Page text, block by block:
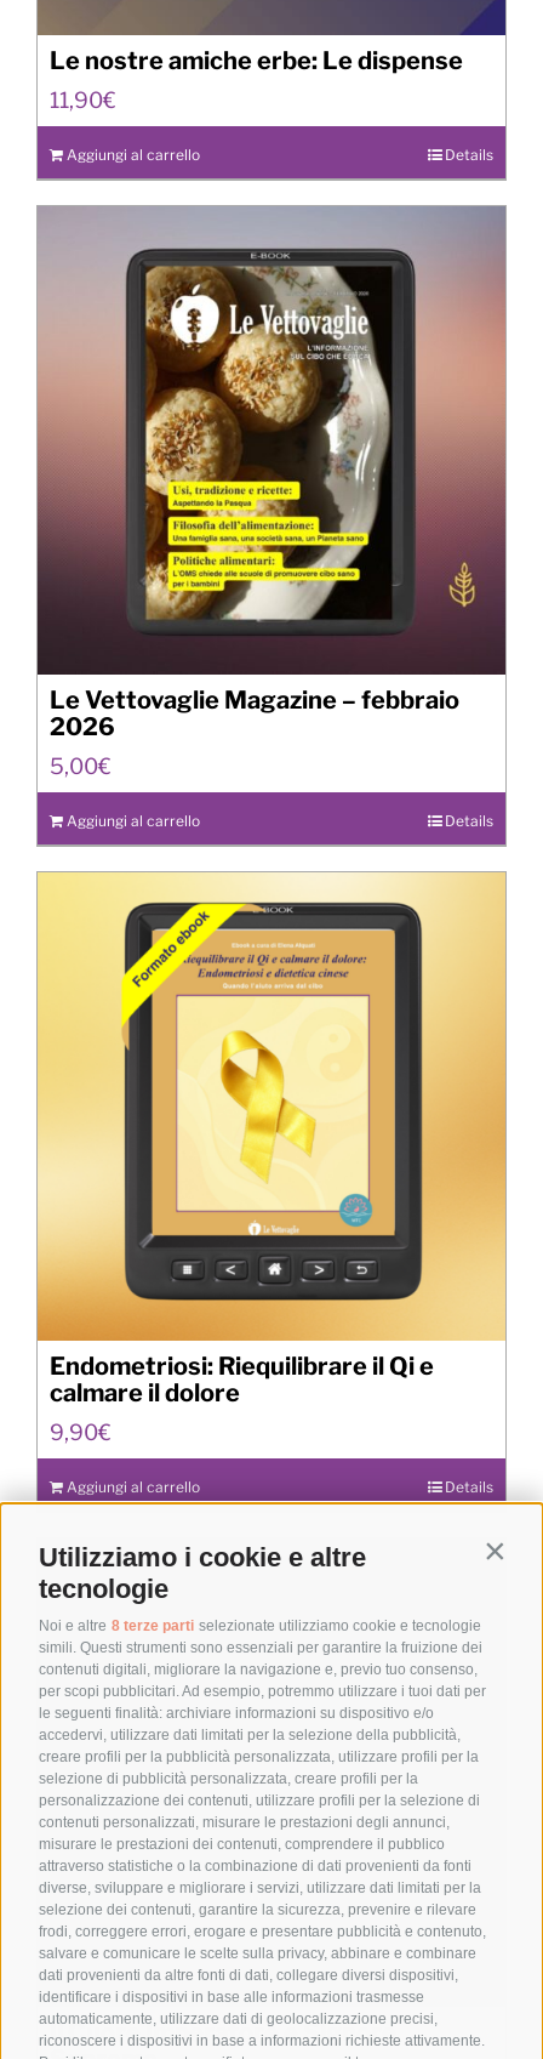
Utilizziamo i cookie e altre
tecnologie
Noi e altre 8 terze parti selezionate utilizziamo cookie e tecnologie
simili. Questi strumenti sono essenziali per garantire la fruizione dei
contenuti digitali, migliorare la navigazione e, previo tuo consenso,
per scopi pubblicitari. Ad esempio, potremmo utilizzare i tuoi dati per
le seguenti finalità: archiviare informazioni su dispositivo e/o
accedervi, utilizzare dati limitati per la selezione della pubblicità,
creare profili per la pubblicità personalizzata, utilizzare profili per la
selezione di pubblicità personalizzata, creare profili per la
personalizzazione dei contenuti, utilizzare profili per la selezione di
contenuti personalizzati, misurare le prestazioni degli annunci,
misurare le prestazioni dei contenuti, comprendere il pubblico
attraverso statistiche o la combinazione di dati provenienti da fonti
diverse, sviluppare e migliorare i servizi, utilizzare dati limitati per la
selezione dei contenuti, garantire la sicurezza, prevenire e rilevare
frodi, correggere errori, erogare e presentare pubblicità e contenuto,
salvare e comunicare le scelte sulla privacy, abbinare e combinare
dati provenienti da altre fonti di dati, collegare diversi dispositivi,
identificare i dispositivi in base alle informazioni trasmesse
automaticamente, utilizzare dati di geolocalizzazione precisi,
riconoscere i dispositivi in base a informazioni richieste attivamente.
Le nostre amiche erbe: Le dispense
11,90€
Aggiungi al carrello Details
Le Vettovaglie Magazine – febbraio
2026
5,00€
Aggiungi al carrello Details
Endometriosi: Riequilibrare il Qi e
calmare il dolore
9,90€
Aggiungi al carrello Details
Il Cuore Imperatore e Signore